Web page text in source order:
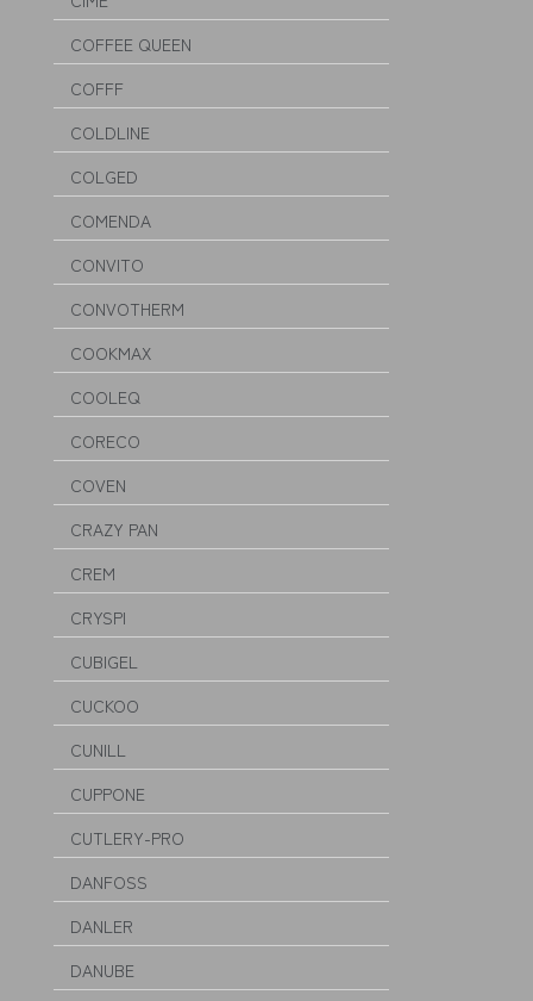
COFFEE QUEEN
COFFF
COLDLINE
COLGED
COMENDA
CONVITO
CONVOTHERM
COOKMAX
COOLEQ
CORECO
COVEN
CRAZY PAN
CREM
CRYSPI
CUBIGEL
CUCKOO
CUNILL
CUPPONE
CUTLERY-PRO
DANFOSS
DANLER
DANUBE